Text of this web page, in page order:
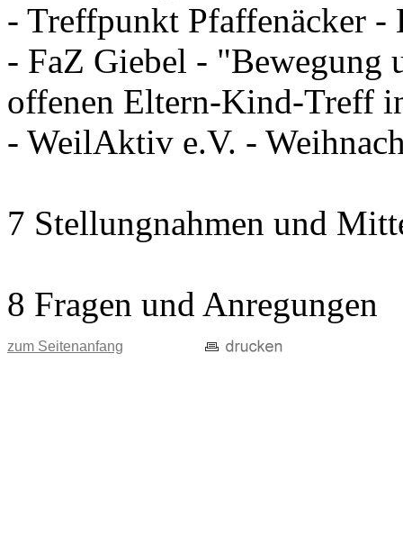
- Treffpunkt Pfaffenäcker -
- FaZ Giebel - "Bewegung
offenen Eltern-Kind-Treff
- WeilAktiv e.V. -
7 Stellungnahmen und
8 Fragen und Anregungen
zum Seitenanfang